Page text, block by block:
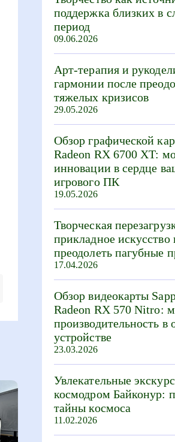
поддержка близких в
период
09.06.2026
Арт-терапия и
гармонии после
тяжелых кризисов
29.05.2026
Обзор графической
Radeon RX 6700 XT:
инновации в сердце
игрового ПК
19.05.2026
Творческая
прикладное искусство
преодолеть пагубные
17.04.2026
Обзор видеокарты
Radeon RX 570 Nitro:
производительность в
устройстве
23.03.2026
Увлекательные
космодром Байконур:
тайны космоса
11.02.2026